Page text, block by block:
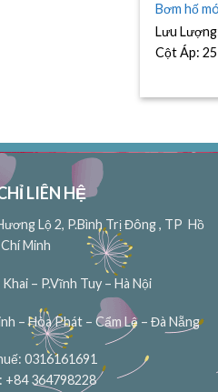
Bơm hố
Lưu
Cột Áp:
LIÊN HỆ
Lộ 2, P.Bình Trị Đông , TP Hồ
Chí Minh
– P.Vĩnh Tuy – Hà Nội
– Hòa Phát – Cẩm Lệ – Đà Nẵng
0316161691
+84 364798228